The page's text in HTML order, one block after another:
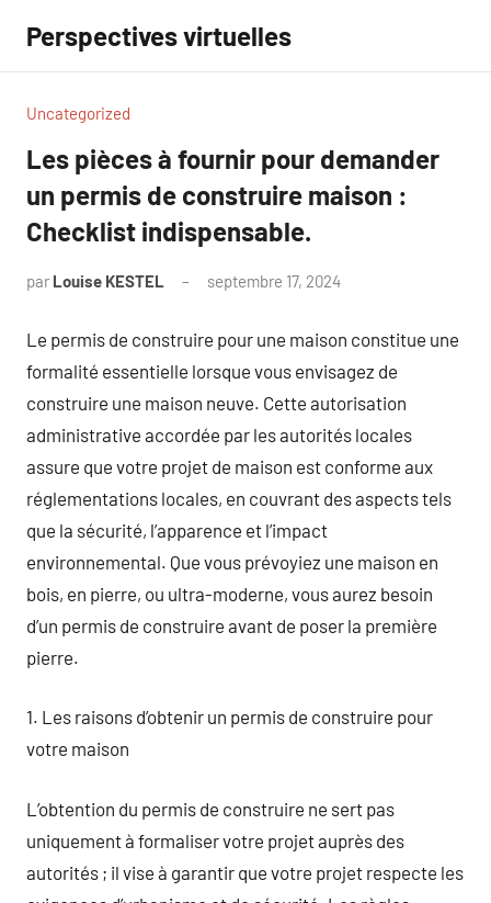
contenu
Perspectives virtuelles
Uncategorized
Les pièces à fournir pour demander
un permis de construire maison :
Checklist indispensable.
par Louise KESTEL septembre 17, 2024
Le permis de construire pour une maison constitue une
formalité essentielle lorsque vous envisagez de
construire une maison neuve. Cette autorisation
administrative accordée par les autorités locales
assure que votre projet de maison est conforme aux
réglementations locales, en couvrant des aspects tels
que la sécurité, l’apparence et l’impact
environnemental. Que vous prévoyiez une maison en
bois, en pierre, ou ultra-moderne, vous aurez besoin
d’un permis de construire avant de poser la première
pierre.
1. Les raisons d’obtenir un permis de construire pour
votre maison
L’obtention du permis de construire ne sert pas
uniquement à formaliser votre projet auprès des
autorités ; il vise à garantir que votre projet respecte les